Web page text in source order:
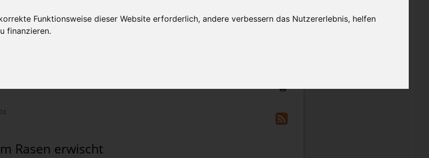
Funktionsweise dieser Website erforderlich, andere verbessern das Nutzererlebnis, helfen
finanzieren.
02:58
Rasen erwischt